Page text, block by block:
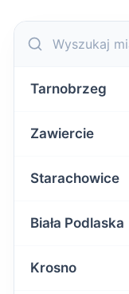
Tarnobrzeg
Zawiercie
Starachowice
Biała Podlaska
Krosno